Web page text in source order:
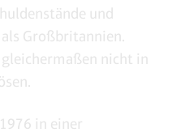
und
Großbritannien.
nicht in
in einer